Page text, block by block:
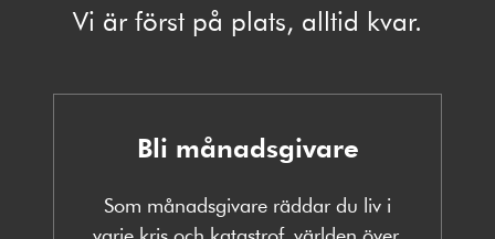
Vi är först på plats, alltid kvar.
Bli månadsgivare
Som månadsgivare räddar du liv i